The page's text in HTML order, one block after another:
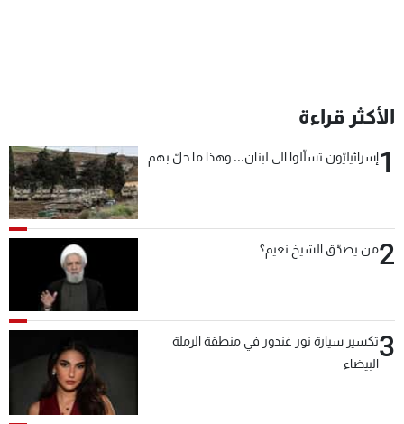
الأكثر قراءة
1إسرائيليّون تسلّلوا الى لبنان... وهذا ما حلّ بهم
2من يصدّق الشيخ نعيم؟
3تكسير سيارة نور غندور في منطقة الرملة
البيضاء
شاهد البرامج
الترددات
لاعلاناتكم
شروط الإسـتخدام